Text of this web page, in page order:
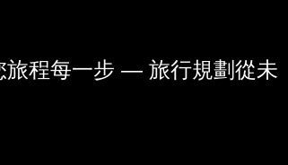
旅程每一步 — 旅行規劃從未